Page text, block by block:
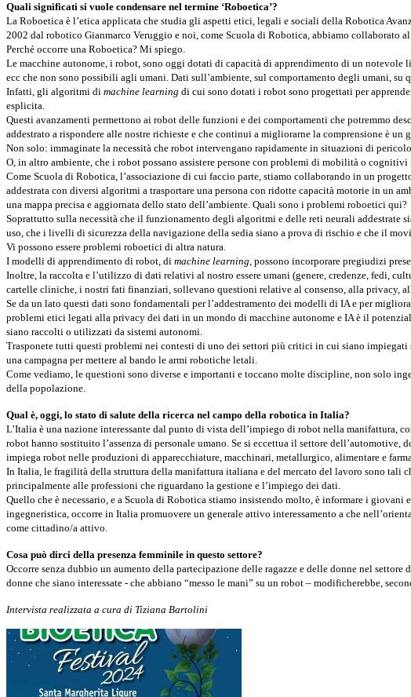
Quali significati si vuole condensare nel termine ‘Roboetica’?
La Roboetica è l’etica applicata che studia gli aspetti etici, legali e sociali della Robotica
2002 dal robotico Gianmarco Veruggio e noi, come Scuola di Robotica, abbiamo collaborato
Perché occorre una Roboetica? Mi spiego.
Le macchine autonome, i robot, sono oggi dotati di capacità di apprendimento di un
ecc che non sono possibili agli umani. Dati sull’ambiente, sul comportamento degli umani,
Infatti, gli algoritmi di machine learning di cui sono dotati i robot sono progettati per
esplicita.
Questi avanzamenti permettono ai robot delle funzioni e dei comportamenti che potremmo
addestrato a rispondere alle nostre richieste e che continui a migliorarne la comprensione è
Non solo: immaginate la necessità che robot intervengano rapidamente in situazioni di
O, in altro ambiente, che i robot possano assistere persone con problemi di mobilità o
Come Scuola di Robotica, l’associazione di cui faccio parte, stiamo collaborando in un
addestrata con diversi algoritmi a trasportare una persona con ridotte capacità motorie in un
una mappa precisa e aggiornata dello stato dell’ambiente. Quali sono i problemi roboetici qui?
Soprattutto sulla necessità che il funzionamento degli algoritmi e delle reti neurali
uso, che i livelli di sicurezza della navigazione della sedia siano a prova di rischio e che il
Vi possono essere problemi roboetici di altra natura.
I modelli di apprendimento di robot, di machine learning, possono incorporare pregiudizi
Inoltre, la raccolta e l’utilizzo di dati relativi al nostro essere umani (genere, credenze, fedi,
cartelle cliniche, i nostri fati finanziari, sollevano questioni relative al consenso, alla privacy,
Se da un lato questi dati sono fondamentali per l’addestramento dei modelli di IA e per
problemi etici legati alla privacy dei dati in un mondo di macchine autonome e IA è il
siano raccolti o utilizzati da sistemi autonomi.
Trasponete tutti questi problemi nei contesti di uno dei settori più critici in cui siano
una campagna per mettere al bando le armi robotiche letali.
Come vediamo, le questioni sono diverse e importanti e toccano molte discipline, non solo
della popolazione.
Qual è, oggi, lo stato di salute della ricerca nel campo della robotica in Italia?
L’Italia è una nazione interessante dal punto di vista dell’impiego di robot nella
robot hanno sostituito l’assenza di personale umano. Se si eccettua il settore
impiega robot nelle produzioni di apparecchiature, macchinari, metallurgico, alimentare e
In Italia, le fragilità della struttura della manifattura italiana e del mercato del lavoro sono
principalmente alle professioni che riguardano la gestione e l’impiego dei dati.
Quello che è necessario, e a Scuola di Robotica stiamo insistendo molto, è informare i
ingegneristica, occorre in Italia promuovere un generale attivo interessamento a che
come cittadino/a attivo.
Cosa può dirci della presenza femminile in questo settore?
Occorre senza dubbio un aumento della partecipazione delle ragazze e delle donne nel
donne che siano interessate - che abbiano “messo le mani” su un robot – modificherebbe,
Intervista realizzata a cura di Tiziana Bartolini